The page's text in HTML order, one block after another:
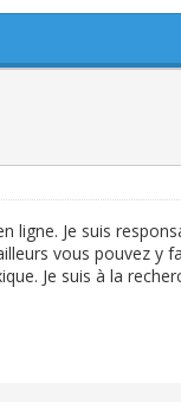
Je suis
vous pouvez y
Je suis à la